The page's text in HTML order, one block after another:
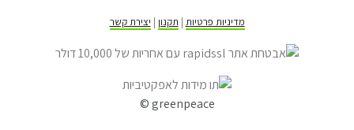
מדיניות פרטיות | תקנון | יצירת קשר
© greenpeace